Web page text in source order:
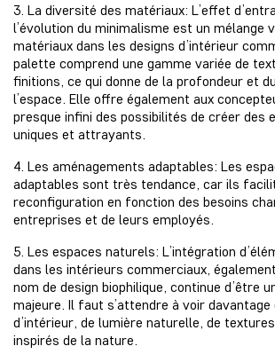
3. La diversité des matériaux: L’effet
l’évolution du minimalisme est un mélange
matériaux dans les designs d’intérieur
palette comprend une gamme variée de
finitions, ce qui donne de la profondeur et
l’espace. Elle offre également aux
presque infini des possibilités de créer des
uniques et attrayants.
4. Les aménagements adaptables: Les
adaptables sont très tendance, car ils
reconfiguration en fonction des besoins
entreprises et de leurs employés.
5. Les espaces naturels: L’intégration
dans les intérieurs commerciaux,
nom de design biophilique, continue d’être
majeure. Il faut s’attendre à voir davantage
d’intérieur, de lumière naturelle, de
inspirés de la nature.